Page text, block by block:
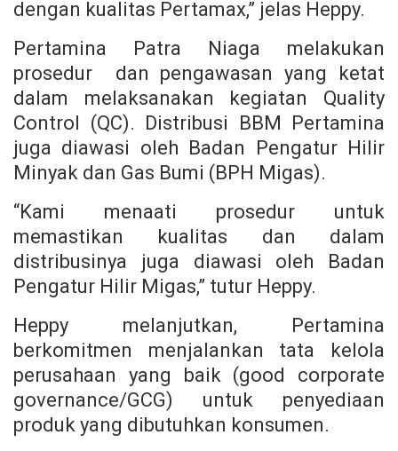
dengan kualitas Pertamax,” jelas Heppy.
Pertamina Patra Niaga melakukan
prosedur dan pengawasan yang ketat
dalam melaksanakan kegiatan Quality
Control (QC). Distribusi BBM Pertamina
juga diawasi oleh Badan Pengatur Hilir
Minyak dan Gas Bumi (BPH Migas).
“Kami menaati prosedur untuk
memastikan kualitas dan dalam
distribusinya juga diawasi oleh Badan
Pengatur Hilir Migas,” tutur Heppy.
Heppy melanjutkan, Pertamina
berkomitmen menjalankan tata kelola
perusahaan yang baik (good corporate
governance/GCG) untuk penyediaan
produk yang dibutuhkan konsumen.